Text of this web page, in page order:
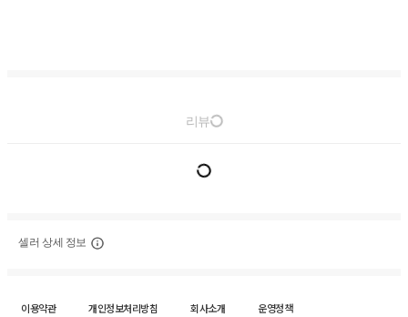
리뷰
셀러 상세 정보
이용약관 개인정보처리방침 회사소개
운영정책